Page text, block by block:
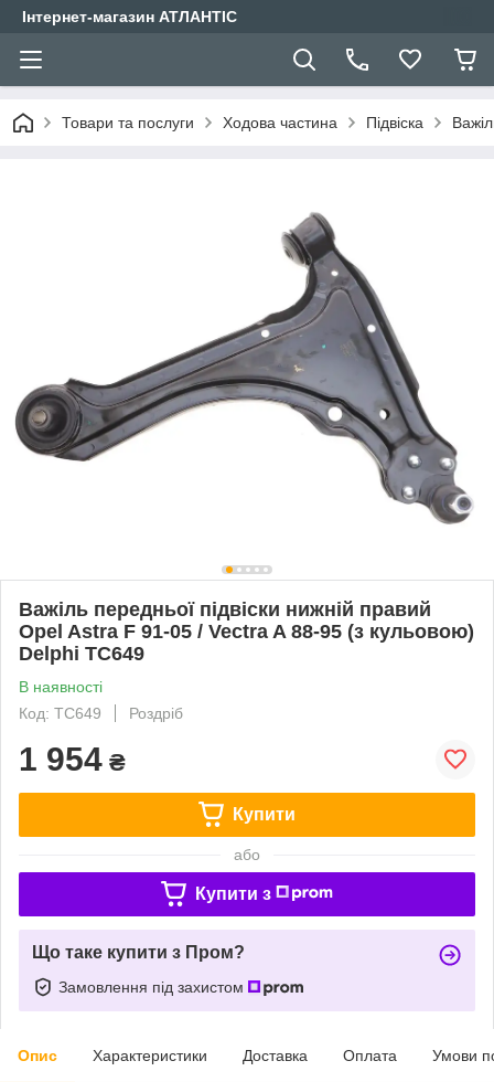
Інтернет-магазин АТЛАНТІС
Товари та послуги Ходова частина Підвіска
Важіль передньої підвіски нижній правий
Opel Astra F 91-05 / Vectra A 88-95 (з кульовою)
Delphi TC649
В наявності
Код: TC649
Роздріб
1 954 ₴
Купити
або
Купити з
Що таке купити з Пром?
Замовлення під захистом
Опис Характеристики Доставка Оплата Умови